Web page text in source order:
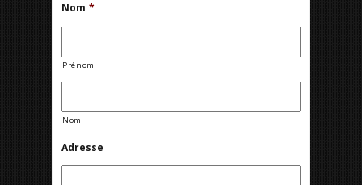
Nom *
Prénom
Nom
Adresse